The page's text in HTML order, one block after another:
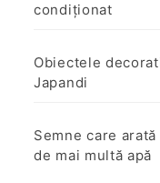
condiționat
Obiectele
Japandi
Semne care
de mai multă apă